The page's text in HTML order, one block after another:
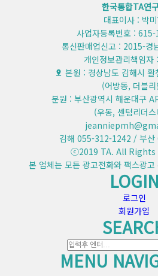
한국통합TA연
대표이사 : 박
사업자등록번호 :
통신판매업신고 : 2015-경
개인정보관리책임자
본원 : 경상남도 김해시
(어방동, 더블
분원 : 부산광역시 해운대구
(우동, 센텀리더
김해 055-312-1242 / 부
ⓒ2019 TA. All Rights
본 업체는 모든 광고전화와 팩스광
LOGIN
로그인
회원가입
MENU